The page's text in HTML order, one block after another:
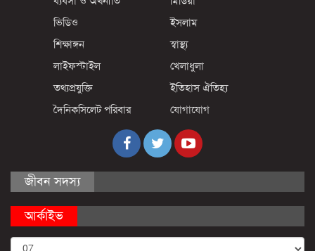
ভিডিও
ইসলাম
শিক্ষাঙ্গন
স্বাস্থ্য
লাইফস্টাইল
খেলাধুলা
তথ্যপ্রযুক্তি
ইতিহাস ঐতিহ্য
দৈনিকসিলেট পরিবার
যোগাযোগ
জীবন সদস্য
আর্কাইভ